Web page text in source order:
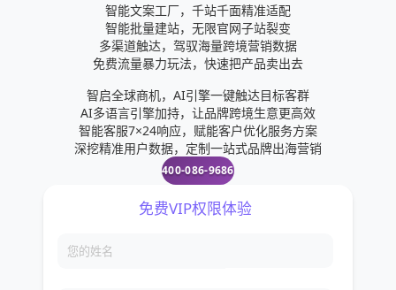
智能文案工厂，千站千面精准适配
智能批量建站，无限官网子站裂变
多渠道触达，驾驭海量跨境营销数据
免费流量暴力玩法，快速把产品卖出去
智启全球商机，AI引擎一键触达目标客群
AI多语言引擎加持，让品牌跨境生意更高效
智能客服7×24响应，赋能客户优化服务方案
深挖精准用户数据，定制一站式品牌出海营销
400-086-9686